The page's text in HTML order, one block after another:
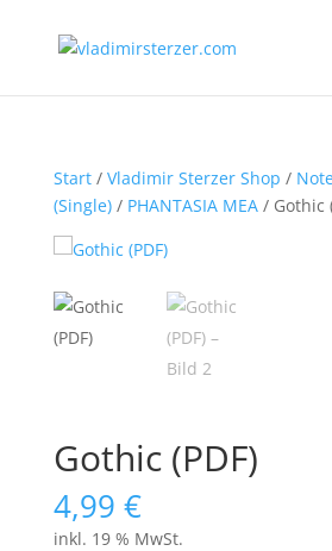
Start/ Vladimir Sterzer Shop /
(Single)/ PHANTASIA MEA/ Gothic
Gothic (PDF)
4,99 €
inkl. 19 % MwSt.